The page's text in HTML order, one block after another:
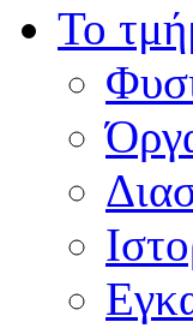
Το